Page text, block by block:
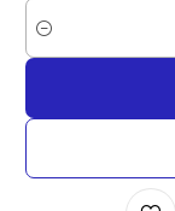
Cantidad